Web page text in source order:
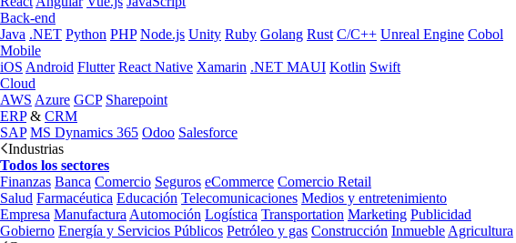
Back-end
Java .NET Python PHP Node.js Unity Ruby Golang Rust C/C++ Unreal Engine Cobol
Mobile
iOS Android Flutter React Native Xamarin .NET MAUI Kotlin Swift
Cloud
AWS Azure GCP Sharepoint
ERP& CRM
SAP MS Dynamics 365 Odoo Salesforce
Industrias
Todos los sectores
Finanzas Banca Comercio Seguros eCommerce Comercio Retail
Salud Farmacéutica Educación Telecomunicaciones Medios y entretenimiento
Empresa Manufactura Automoción Logística Transportation Marketing Publicidad
Gobierno Energía y Servicios Públicos Petróleo y gas Construcción Inmueble Agricultura